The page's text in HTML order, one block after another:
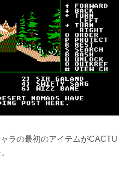
ラの最初のアイテムがCACTU